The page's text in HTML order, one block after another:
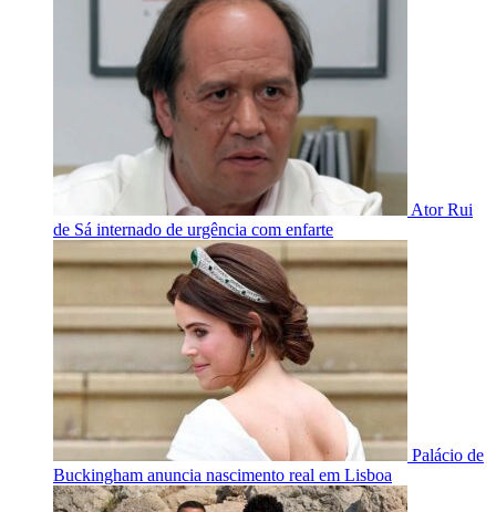
Ator Rui
de Sá internado de urgência com enfarte
Palácio de
Buckingham anuncia nascimento real em Lisboa